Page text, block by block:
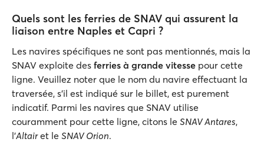
Quels sont les ferries de SNAV qui assurent la
liaison entre Naples et Capri ?
Les navires spécifiques ne sont pas mentionnés, mais la
SNAV exploite des ferries à grande vitesse pour cette
ligne. Veuillez noter que le nom du navire effectuant la
traversée, s'il est indiqué sur le billet, est purement
indicatif. Parmi les navires que SNAV utilise
couramment pour cette ligne, citons le SNAV Antares,
l’Altairet le SNAV Orion.